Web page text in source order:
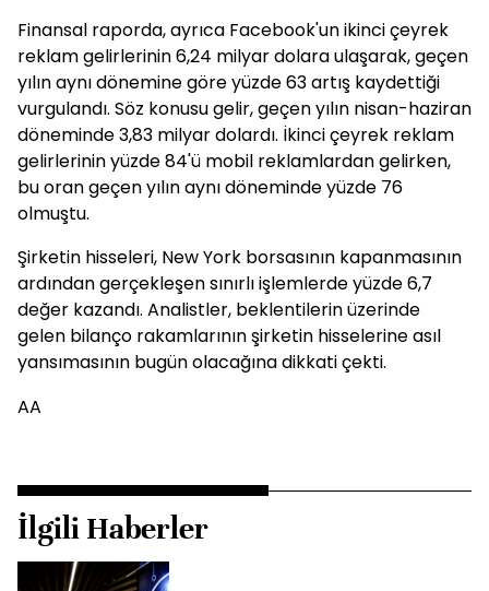
Finansal raporda, ayrıca Facebook'un ikinci çeyrek
reklam gelirlerinin 6,24 milyar dolara ulaşarak, geçen
yılın aynı dönemine göre yüzde 63 artış kaydettiği
vurgulandı. Söz konusu gelir, geçen yılın nisan-haziran
döneminde 3,83 milyar dolardı. İkinci çeyrek reklam
gelirlerinin yüzde 84'ü mobil reklamlardan gelirken,
bu oran geçen yılın aynı döneminde yüzde 76
olmuştu.
Şirketin hisseleri, New York borsasının kapanmasının
ardından gerçekleşen sınırlı işlemlerde yüzde 6,7
değer kazandı. Analistler, beklentilerin üzerinde
gelen bilanço rakamlarının şirketin hisselerine asıl
yansımasının bugün olacağına dikkati çekti.
AA
İlgili Haberler